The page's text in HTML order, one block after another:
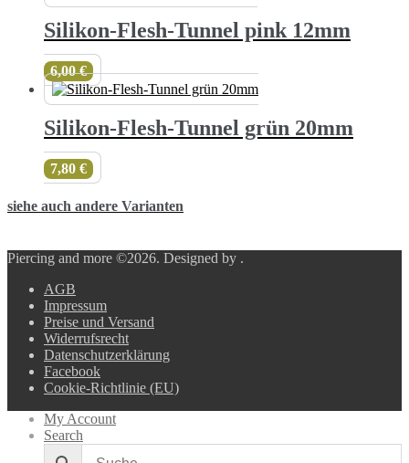
Silikon-Flesh-Tunnel pink 12mm
6,00€
Silikon-Flesh-Tunnel grün 20mm
7,80 €
siehe auch andere Varianten
Piercing and more ©2026. Designed by .
AGB
Impressum
Preise und Versand
Widerrufsrecht
Datenschutzerklärung
Facebook
Cookie-Richtlinie (EU)
My Account
Search